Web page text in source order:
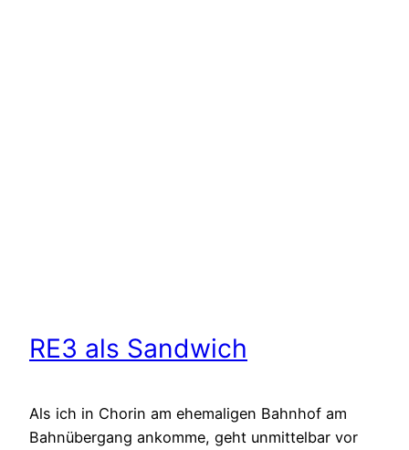
RE3 als Sandwich
Als ich in Chorin am ehemaligen Bahnhof am
Bahnübergang ankomme, geht unmittelbar vor